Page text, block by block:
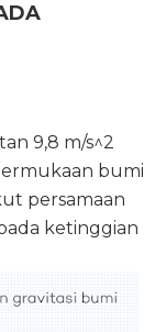
9,8 m/s^2
bumi
persamaan
ketinggian